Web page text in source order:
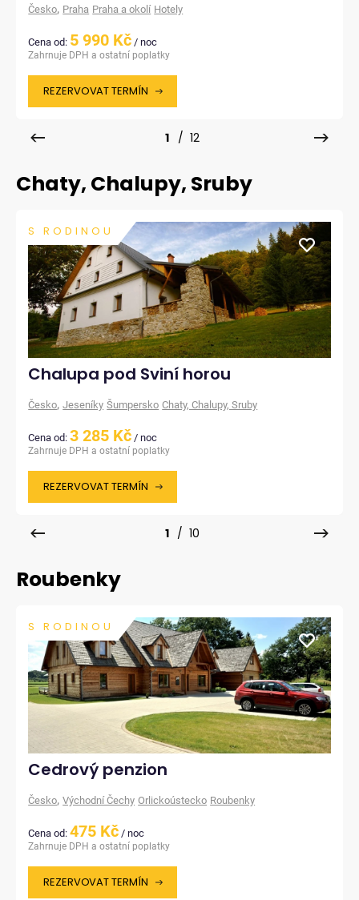
Česko, Praha Praha a okolí Hotely
Cena od: 5 990 Kč / noc
Zahrnuje DPH a ostatní poplatky
REZERVOVAT TERMÍN
1 / 12
Chaty, Chalupy, Sruby
S RODINOU
Chalupa pod Sviní horou
Česko,Jeseníky Šumpersko Chaty, Chalupy, Sruby
Cena od:3 285 Kč / noc
Zahrnuje DPH a ostatní poplatky
REZERVOVAT TERMÍN
1 / 10
Roubenky
S RODINOU
Cedrový penzion
Česko,Východní Čechy Orlickoústecko Roubenky
Cena od:475 Kč / noc
Zahrnuje DPH a ostatní poplatky
REZERVOVAT TERMÍN